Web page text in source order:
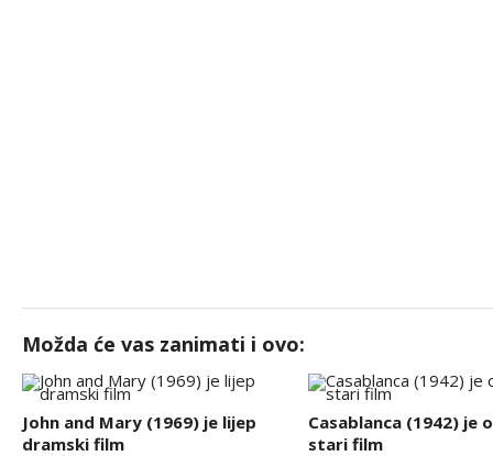
Možda će vas zanimati i ovo:
John and Mary (1969) je lijep
dramski film
Casablanca (1942) je
stari film